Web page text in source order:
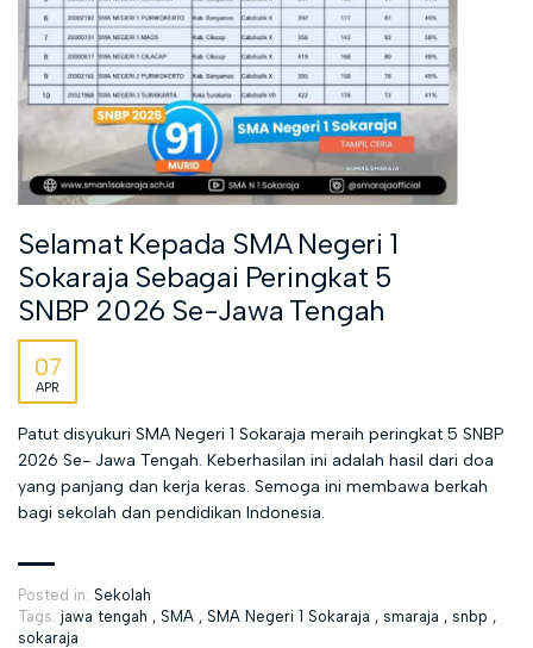
Selamat Kepada SMA Negeri 1
Sokaraja Sebagai Peringkat 5
SNBP 2026 Se-Jawa Tengah
07
APR
Patut disyukuri SMA Negeri 1 Sokaraja meraih peringkat 5 SNBP
2026 Se- Jawa Tengah. Keberhasilan ini adalah hasil dari doa
yang panjang dan kerja keras. Semoga ini membawa berkah
bagi sekolah dan pendidikan Indonesia.
Posted in: Sekolah
Tags: jawa tengah , SMA , SMA Negeri 1 Sokaraja , smaraja , snbp ,
sokaraja